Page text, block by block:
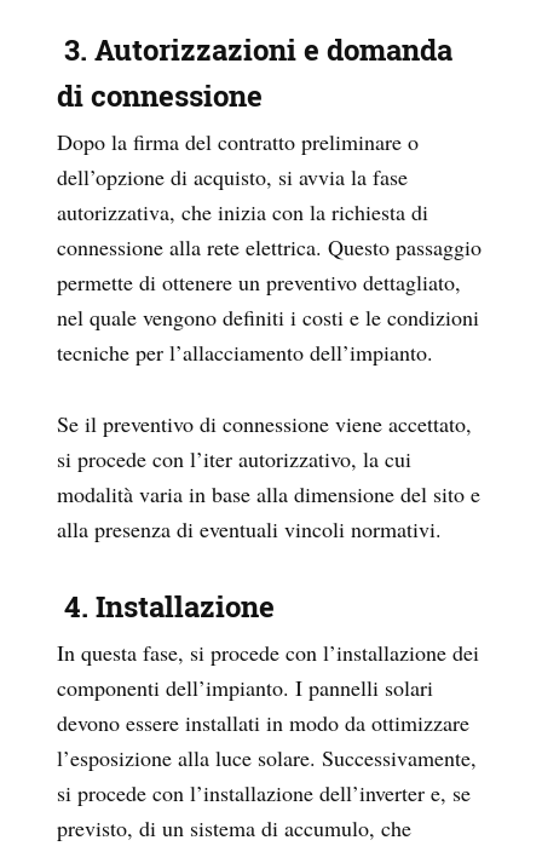
3. Autorizzazioni e domanda
di connessione
Dopo la firma del contratto preliminare o
dell’opzione di acquisto, si avvia la fase
autorizzativa, che inizia con la richiesta di
connessione alla rete elettrica. Questo passaggio
permette di ottenere un preventivo dettagliato,
nel quale vengono definiti i costi e le condizioni
tecniche per l’allacciamento dell’impianto.
Se il preventivo di connessione viene accettato,
si procede con l’iter autorizzativo, la cui
modalità varia in base alla dimensione del sito e
alla presenza di eventuali vincoli normativi.
4. Installazione
In questa fase, si procede con l’installazione dei
componenti dell’impianto. I pannelli solari
devono essere installati in modo da ottimizzare
l’esposizione alla luce solare. Successivamente,
si procede con l’installazione dell’inverter e, se
previsto, di un sistema di accumulo, che